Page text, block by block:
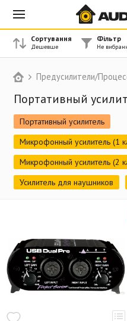
Предусилители/
Портативный
Портативный усилитель
Микрофонный усилитель (1
Микрофонный усилитель (2
Усилитель для наушников
Сортування Фільтр